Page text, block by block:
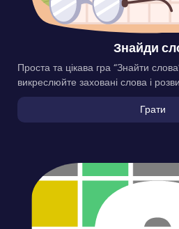
Знайди
Проста та цікава гра “Знайти
викреслюйте заховані слова і
Грати